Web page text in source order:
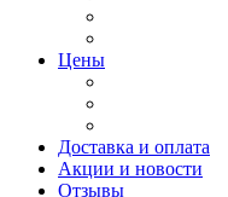
Цены
Доставка и оплата
Акции и новости
Отзывы